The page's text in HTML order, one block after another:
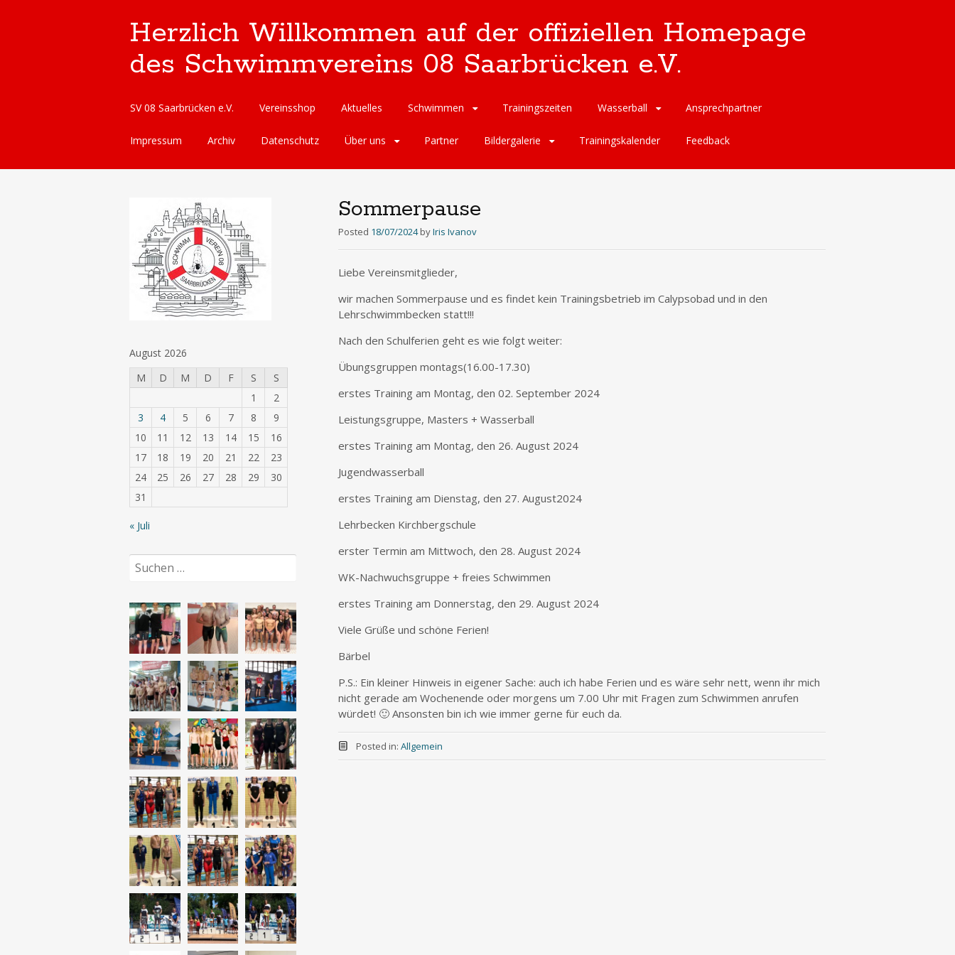
Herzlich Willkommen auf der offiziellen Homepage
des Schwimmvereins 08 Saarbrücken e.V.
Skip
content
SV 08 Saarbrücken e.V. Vereinsshop Aktuelles Schwimmen Trainingszeiten Wasserball Ansprechpartner
Impressum Archiv Datenschutz Über uns Partner Bildergalerie Trainingskalender Feedback
Sommerpause
Posted 18/07/2024 byIris Ivanov
Liebe Vereinsmitglieder,
wir machen Sommerpause und es findet kein Trainingsbetrieb im Calypsobad und in den
Lehrschwimmbecken statt!!!
Nach den Schulferien geht es wie folgt weiter:
Übungsgruppen montags(16.00-17.30)
erstes Training am Montag, den 02. September 2024
Leistungsgruppe, Masters + Wasserball
erstes Training am Montag, den 26. August 2024
Jugendwasserball
erstes Training am Dienstag, den 27. August2024
Lehrbecken Kirchbergschule
erster Termin am Mittwoch, den 28. August 2024
WK-Nachwuchsgruppe + freies Schwimmen
erstes Training am Donnerstag, den 29. August 2024
Viele Grüße und schöne Ferien!
Bärbel
P.S.: Ein kleiner Hinweis in eigener Sache: auch ich habe Ferien und es wäre sehr nett, wenn ihr mich
nicht gerade am Wochenende oder morgens um 7.00 Uhr mit Fragen zum Schwimmen anrufen
würdet! 🙂 Ansonsten bin ich wie immer gerne für euch da.
Posted in: Allgemein
August 2026
M
D M D F S
S
1
2
3
4 5 6 7 8
9
10
11 12 13 14 15
16
17
18 19 20 21 22
23
24
25 26 27 28 29
30
31
« Juli
Suchen
nach: